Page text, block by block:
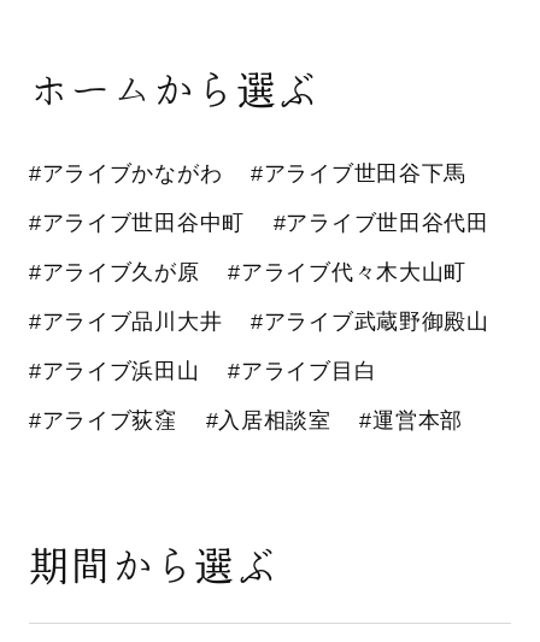
ホームから選ぶ
#アライブかながわ #アライブ世田谷下馬
#アライブ世田谷中町 #アライブ世田谷代田
#アライブ久が原 #アライブ代々木大山町
#アライブ品川大井 #アライブ武蔵野御殿山
#アライブ浜田山 #アライブ目白
#アライブ荻窪 #入居相談室 #運営本部
期間から選ぶ